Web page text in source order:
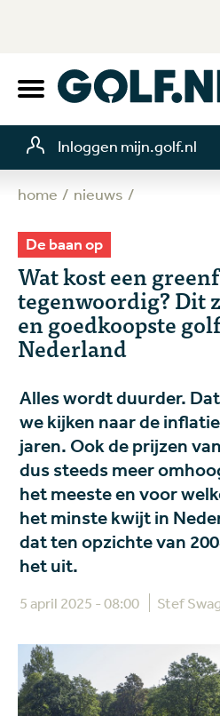
Inloggen mijn.golf.nl
home nieuws
De baan op
Wat kost een
tegenwoordig? Dit
en goedkoopste
Nederland
Alles wordt duurder.
we kijken naar de
jaren. Ook de prijzen
dus steeds meer
het meeste en voor
het minste kwijt in
dat ten opzichte van
het uit.
5 april 2025 - 08:00 Stef